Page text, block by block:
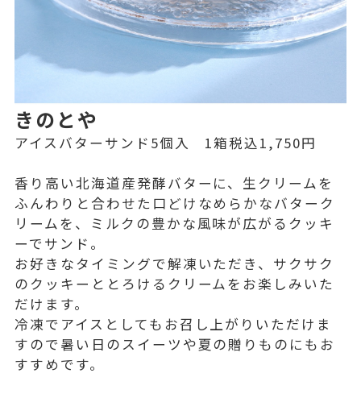
きのとや
アイスバターサンド5個入 1箱税込1,750円
香り高い北海道産発酵バターに、生クリームを
ふんわりと合わせた口どけなめらかなバターク
リームを、ミルクの豊かな風味が広がるクッキ
ーでサンド。
お好きなタイミングで解凍いただき、サクサク
のクッキーととろけるクリームをお楽しみいた
だけます。
冷凍でアイスとしてもお召し上がりいただけま
すので暑い日のスイーツや夏の贈りものにもお
すすめです。